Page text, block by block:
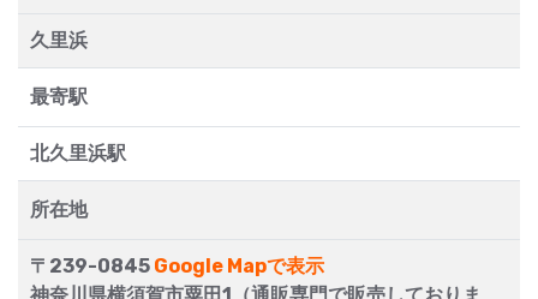
久里浜
最寄駅
北久里浜駅
所在地
〒239-0845 Google Mapで表示